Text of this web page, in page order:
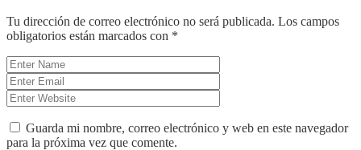
Tu dirección de correo electrónico no será publicada. Los campos
obligatorios están marcados con *
Guarda mi nombre, correo electrónico y web en este navegador
para la próxima vez que comente.